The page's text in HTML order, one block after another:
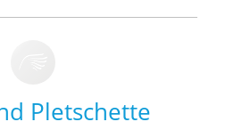
Pletschette